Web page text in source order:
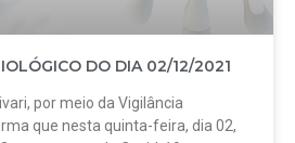
DO DIA 02/12/2021
por meio da Vigilância
que nesta quinta-feira, dia 02,